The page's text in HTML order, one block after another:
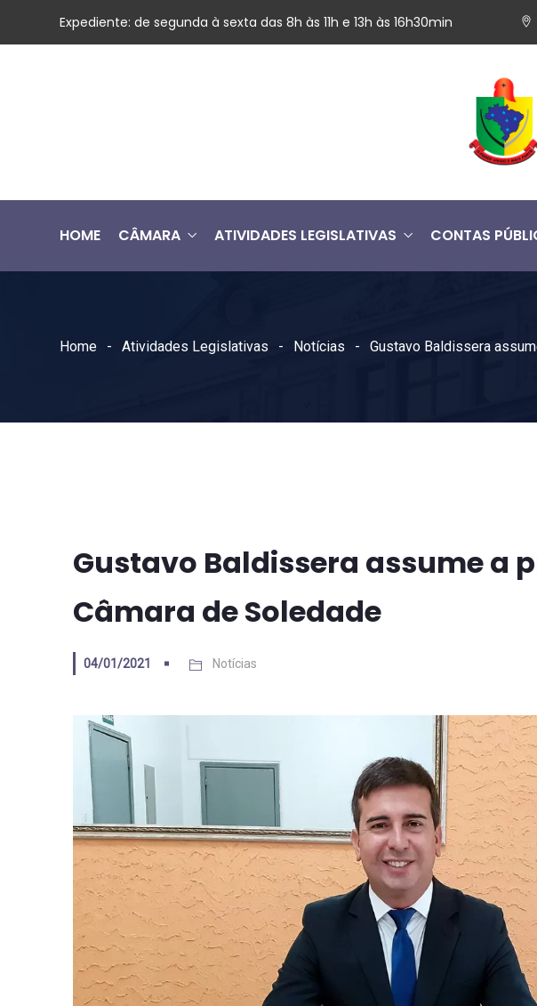
Expediente: de segunda à sexta das 8h às 11h e 13h às 16h30min
HOME CÂMARA ATIVIDADES LEGISLATIVAS CONTAS
Home Atividades Legislativas Notícias Gustavo Baldissera
Gustavo Baldissera assume a
Câmara de Soledade
04/01/2021 Notícias